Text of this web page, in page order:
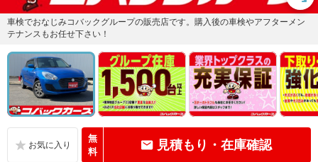
車検でおなじみコバックグループの販売店です。購入後の車検やアフターメン
テナンスもお任せ下さい！
無
料
見積もり・在庫確認